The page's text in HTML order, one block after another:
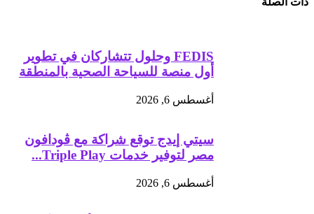
FEDIS وحلول تتشاركان في تطوير
أول منصة للسياحة الصحية بالمنطقة
أغسطس 6, 2026
سيتي إيدج توقع شراكة مع ڤودافون
مصر لتوفير خدمات Triple Play...
أغسطس 6, 2026